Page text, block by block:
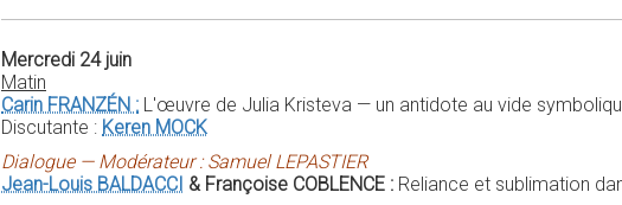
Mercredi 24 juin
Matin
Carin FRANZÉN : L'œuvre de Julia Kristeva — un antidote au vide
Discutante : Keren MOCK
Dialogue — Modérateur : Samuel LEPASTIER
Jean-Louis BALDACCI & Françoise COBLENCE : Reliance et sublimation